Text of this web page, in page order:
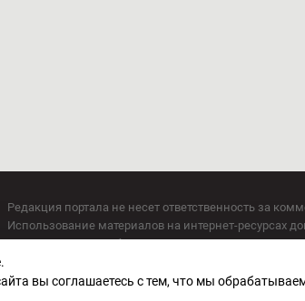
Редакция портала не несет ответственность за
Использование материалов на интернет-ресурсах
Использование любых материалов настоящего СМИ
СМИ зарегистрировано Федеральной службой по
вы соглашаетесь с тем, что мы